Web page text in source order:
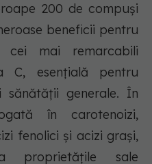
200 de compuși
beneficii pentru
cei mai remarcabili
C, esențială pentru
sănătății generale. În
în carotenoizi,
fenolici și acizi grași,
proprietățile sale